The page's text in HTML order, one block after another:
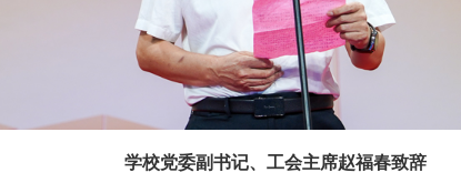
学校党委副书记、工会主席赵福春致辞